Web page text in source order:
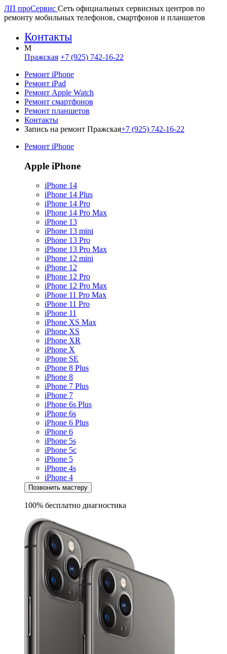
ЛП проСервис Сеть официальных сервисных центров по
ремонту мобильных телефонов, смартфонов и планшетов
Контакты
M
Пражская +7 (925) 742-16-22
Ремонт iPhone
Ремонт iPad
Ремонт Apple Watch
Ремонт смартфонов
Ремонт планшетов
Контакты
Запись на ремонт Пражская+7 (925) 742-16-22
Ремонт iPhone
Apple iPhone
iPhone 14
iPhone 14 Plus
iPhone 14 Pro
iPhone 14 Pro Max
iPhone 13
iPhone 13 mini
iPhone 13 Pro
iPhone 13 Pro Max
iPhone 12 mini
iPhone 12
iPhone 12 Pro
iPhone 12 Pro Max
iPhone 11 Pro Max
iPhone 11 Pro
iPhone 11
iPhone XS Max
iPhone XS
iPhone XR
iPhone X
iPhone SE
iPhone 8 Plus
iPhone 8
iPhone 7 Plus
iPhone 7
iPhone 6s Plus
iPhone 6s
iPhone 6 Plus
iPhone 6
iPhone 5s
iPhone 5c
iPhone 5
iPhone 4s
iPhone 4
Позвонить мастеру
100% бесплатно диагностика